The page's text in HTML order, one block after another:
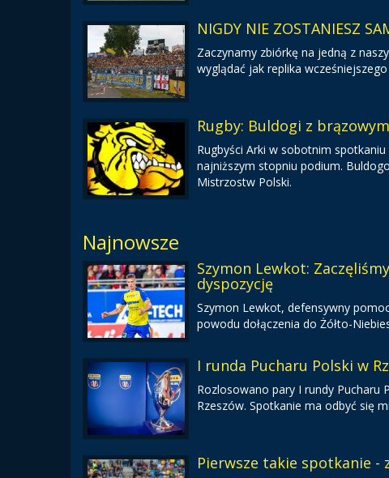
NIGDY NIE ZOSTANIESZ
Zaczynamy zbiórkę na jedną z
wyglądać jak replika
Rugby: Buldogi z
Rugbyści Arki w sobotnim
najniższym stopniu podium.
Mistrzostw Polski.
Najnowsze
Szymon Lewkot:
dyspozycję
Szymon Lewkot, defensywny
powodu dołączenia do Żółto-
I runda Pucharu Polski w
Rozlosowano pary I rundy Pucharu
Rzeszów. Spotkanie ma odbyć się
Pierwsze takie spotkanie -